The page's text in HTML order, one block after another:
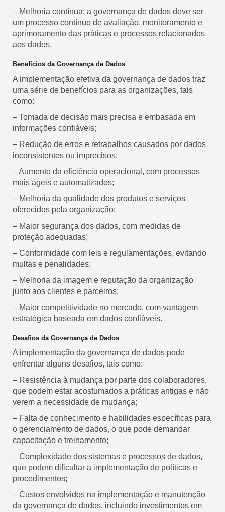
– Melhoria contínua: a governança de dados deve ser
um processo contínuo de avaliação, monitoramento e
aprimoramento das práticas e processos relacionados
aos dados.
Benefícios da Governança de Dados
A implementação efetiva da governança de dados traz
uma série de benefícios para as organizações, tais
como:
– Tomada de decisão mais precisa e embasada em
informações confiáveis;
– Redução de erros e retrabalhos causados por dados
inconsistentes ou imprecisos;
– Aumento da eficiência operacional, com processos
mais ágeis e automatizados;
– Melhoria da qualidade dos produtos e serviços
oferecidos pela organização;
– Maior segurança dos dados, com medidas de
proteção adequadas;
– Conformidade com leis e regulamentações, evitando
multas e penalidades;
– Melhoria da imagem e reputação da organização
junto aos clientes e parceiros;
– Maior competitividade no mercado, com vantagem
estratégica baseada em dados confiáveis.
Desafios da Governança de Dados
A implementação da governança de dados pode
enfrentar alguns desafios, tais como:
– Resistência à mudança por parte dos colaboradores,
que podem estar acostumados a práticas antigas e não
verem a necessidade de mudança;
– Falta de conhecimento e habilidades específicas para
o gerenciamento de dados, o que pode demandar
capacitação e treinamento;
– Complexidade dos sistemas e processos de dados,
que podem dificultar a implementação de políticas e
procedimentos;
– Custos envolvidos na implementação e manutenção
da governança de dados, incluindo investimentos em